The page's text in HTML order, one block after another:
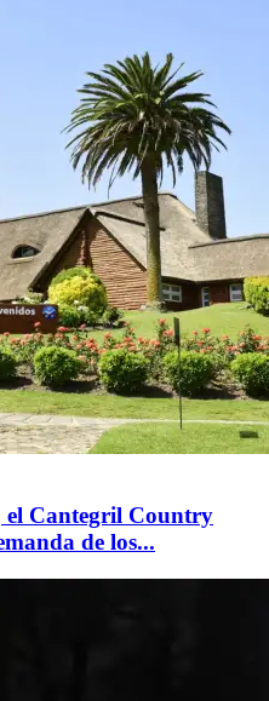
el Cantegril Country
de los...